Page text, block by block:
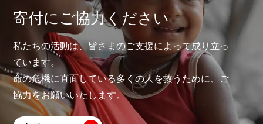
寄付にご協力ください
私たちの活動は、皆さまのご支援によって成り立っ
ています。
命の危機に直面している多くの人を救うために、ご
協力をお願いいたします。